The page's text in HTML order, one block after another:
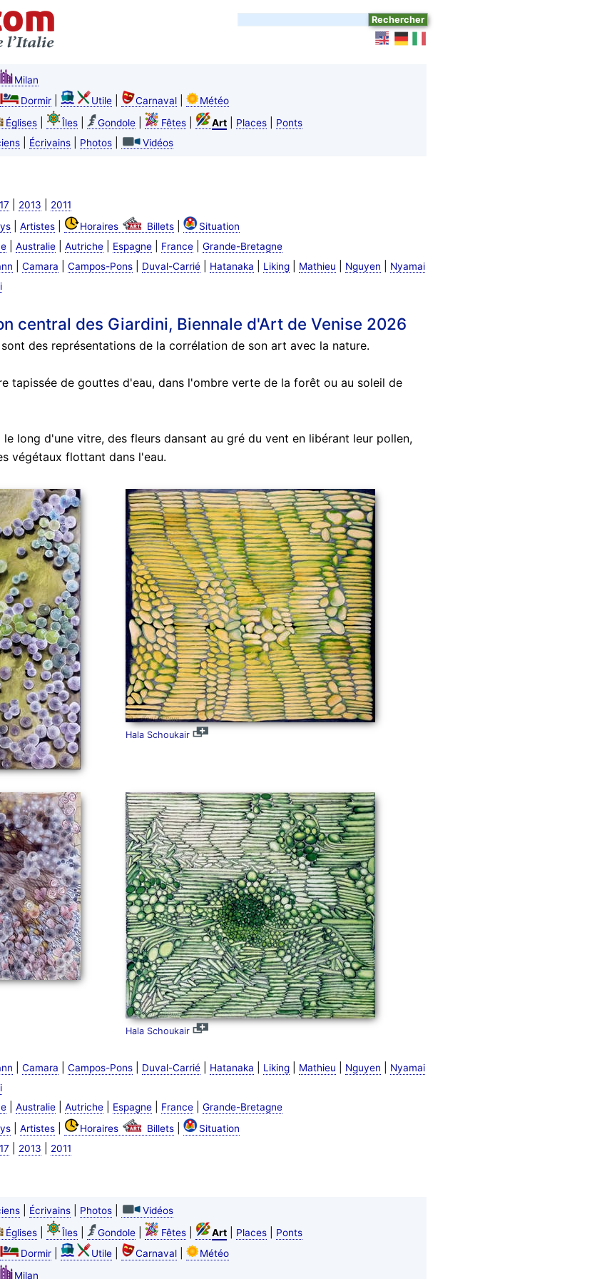
Milan
Dormir| Utile| Carnaval|
Météo
Églises| Îles| Gondole| Fêtes| Art| Places|
Ponts
| Écrivains| Photos| Vidéos
2013
2011
| Artistes| Horaires Billets|
Situation
| Australie| Autriche| Espagne| France| Grande-Bretagne
Camara Campos-Pons| Duval-Carrié| Hatanaka Liking| Mathieu Nguyen Nyamai
central des Giardini, Biennale d'Art de Venise 2026
des représentations de la corrélation de son art avec la nature.
tapissée de gouttes d'eau, dans l'ombre verte de la forêt ou au soleil de
long d'une vitre, des fleurs dansant au gré du vent en libérant leur pollen,
végétaux flottant dans l'eau.
Hala Schoukair
Hala Schoukair
Camara Campos-Pons| Duval-Carrié| Hatanaka Liking| Mathieu Nguyen Nyamai
| Australie| Autriche| Espagne| France| Grande-Bretagne
| Artistes| Horaires Billets|
Situation
2013
2011
| Écrivains| Photos|
Vidéos
Églises| Îles| Gondole| Fêtes| Art| Places|
Ponts
Dormir| Utile| Carnaval|
Météo
Milan